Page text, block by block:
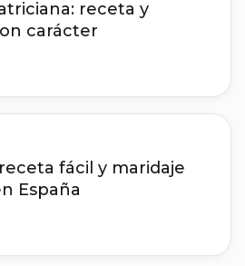
receta y
carácter
fácil y maridaje
España